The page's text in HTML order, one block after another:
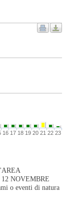
16 17 18 19 20 21 22 23
NOVEMBRE
o eventi di natura